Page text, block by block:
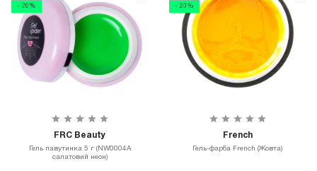
- 20%
FRC Beauty
Гель павутинка 5 г (NW0004A
салатовий неон)
- 20%
French
Гель-фарба French (Жовта)